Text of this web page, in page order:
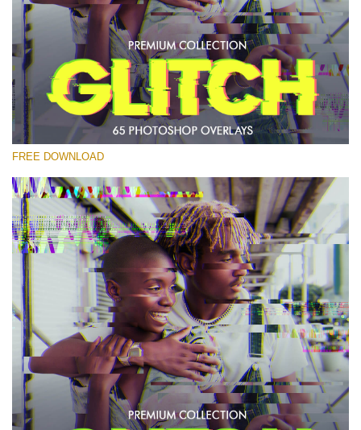
Si prega di Selezionare
Free PNG Overlay #21
Small 800*533px
Glitch Effect
(65 Overlays)
Light Sparkling
(740 Overlays)
Large 6000*4000px
Entire Collection
(1783 Overlays)
Large 6000*4000px
Download Gratuito
FREE DOWNLOAD